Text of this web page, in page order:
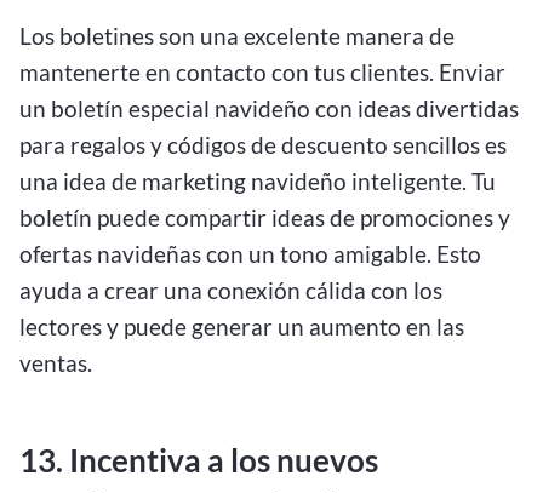
Los boletines son una excelente manera de
mantenerte en contacto con tus clientes. Enviar
un boletín especial navideño con ideas divertidas
para regalos y códigos de descuento sencillos es
una idea de marketing navideño inteligente. Tu
boletín puede compartir ideas de promociones y
ofertas navideñas con un tono amigable. Esto
ayuda a crear una conexión cálida con los
lectores y puede generar un aumento en las
ventas.
13. Incentiva a los nuevos